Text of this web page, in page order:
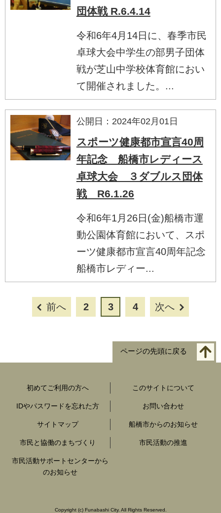
団体戦 R.6.4.14
令和6年4月14日に、春季市民
卓球大会中学生の部男子団体
戦が芝山中学校体育館におい
て開催されました。...
公開日：2024年02月01日
スポーツ健康都市宣言40周
年記念 船橋市レディース
卓球大会 ３ダブルス団体
戦 R6.1.26
令和6年1月26日(金)船橋市運
動公園体育館において、スポ
ーツ健康都市宣言40周年記念
船橋市レディー...
前へ 2 3 4 次へ
ページの先頭に戻る
初めてご利用の方へ このサイトについて
IDやパスワードを忘れた方 お問い合わせ
サイトマップ 船橋市からのお知らせ
市民と協働のまちづくり 市民活動の推進
市民活動サポートセンターから
のお知らせ
Copyright (c) Funabashi City. All Rights Reserved.